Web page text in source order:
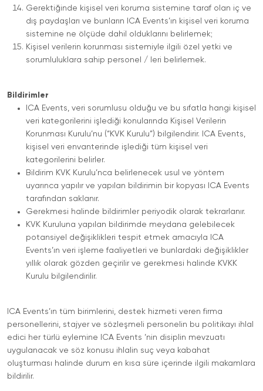
Gerektiğinde kişisel veri koruma sistemine taraf olan iç ve
dış paydaşları ve bunların ICA Events’ın kişisel veri koruma
sistemine ne ölçüde dahil olduklarını belirlemek;
Kişisel verilerin korunması sistemiyle ilgili özel yetki ve
sorumluluklara sahip personel / leri belirlemek.
Bildirimler
ICA Events, veri sorumlusu olduğu ve bu sıfatla hangi kişisel
veri kategorilerini işlediği konularında Kişisel Verilerin
Korunması Kurulu’nu (“KVK Kurulu”) bilgilendirir. ICA Events,
kişisel veri envanterinde işlediği tüm kişisel veri
kategorilerini belirler.
Bildirim KVK Kurulu’nca belirlenecek usul ve yöntem
uyarınca yapılır ve yapılan bildirimin bir kopyası ICA Events
tarafından saklanır.
Gerekmesi halinde bildirimler periyodik olarak tekrarlanır.
KVK Kuruluna yapılan bildirimde meydana gelebilecek
potansiyel değişiklikleri tespit etmek amacıyla ICA
Events’ın veri işleme faaliyetleri ve bunlardaki değişiklikler
yıllık olarak gözden geçirilir ve gerekmesi halinde KVKK
Kurulu bilgilendirilir.
ICA Events’ın tüm birimlerini, destek hizmeti veren firma
personellerini, stajyer ve sözleşmeli personelin bu politikayı ihlal
edici her türlü eylemine ICA Events ’nin disiplin mevzuatı
uygulanacak ve söz konusu ihlalin suç veya kabahat
oluşturması halinde durum en kısa süre içerinde ilgili makamlara
bildirilir.